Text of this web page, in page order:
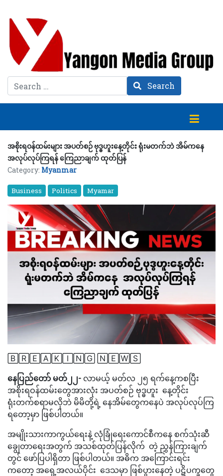
Search Search
အစိုးရဝန်ထမ်းများ အပတ်စဉ် ဗုဒ္ဓဟူးနေ့တိုင်း ရုံးမတက်ဘဲ အိမ်ကနေ
အလုပ်လုပ်ကြရန် ကြေညာချက် ထုတ်ပြန်
Category: Myanmar
Business Politics Myamar
🄱🅁🄴🄰🄺🄸🄽🄶 🄽🄴🅆🅂
နေပြည်တော် မတ်၂၂- လာမယ့် မတ်လ ၂၅ ရက်နေ့ကစပြီး
အစိုးရဝန်ထမ်းတွေအားလုံး အပတ်စဉ် ဗုဒ္ဓဟူး နေ့တိုင်း
ရုံးတက်စရာမလိုဘဲ မိမိတို့ရဲ့ နေအိမ်တွေကနေပဲ အလုပ်လုပ်ကြ
ရတော့မှာ ဖြစ်ပါတယ်။
အမျိုးသားကာကွယ်ရေးနဲ့ လုံခြုံရေးကောင်စီကနေ စက်သုံးဆီ
ချွေတာရေးအတွက် အသစ်ထုတ်ပြန်လိုက် တဲ့ ညွှန်ကြားချက်
တွင် ဖော်ပြပါရှိတာ ဖြစ်ပါတယ်။ အဓိက အကြောင်းရင်း
ကတော့ အရှေ့အလယ်ပိုင်း ဒေသမှာ ဖြစ်ပွားနေတဲ့ ပဋိပက္ခတွေ